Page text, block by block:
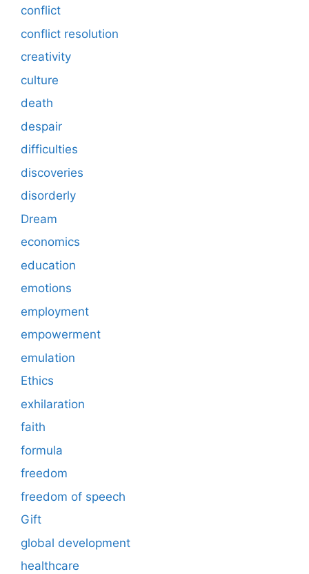
conflict
conflict resolution
creativity
culture
death
despair
difficulties
discoveries
disorderly
Dream
economics
education
emotions
employment
empowerment
emulation
Ethics
exhilaration
faith
formula
freedom
freedom of speech
Gift
global development
healthcare